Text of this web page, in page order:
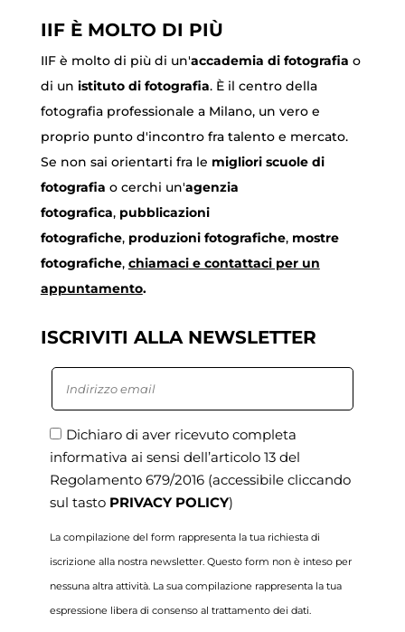
IIF È MOLTO DI PIÙ
IIF è molto di più di un'accademia di fotografia o
di un istituto di fotografia. È il centro della
fotografia professionale a Milano, un vero e
proprio punto d'incontro fra talento e mercato.
Se non sai orientarti fra le migliori scuole di
fotografia o cerchi un'agenzia
fotografica, pubblicazioni
fotografiche, produzioni fotografiche, mostre
fotografiche, chiamacie contattaci per un
appuntamento.
ISCRIVITI ALLA NEWSLETTER
Dichiaro di aver ricevuto completa
informativa ai sensi dell’articolo 13 del
Regolamento 679/2016 (accessibile cliccando
sul tasto PRIVACY POLICY)
La compilazione del form rappresenta la tua richiesta di
iscrizione alla nostra newsletter. Questo form non è inteso per
nessuna altra attività. La sua compilazione rappresenta la tua
espressione libera di consenso al trattamento dei dati.